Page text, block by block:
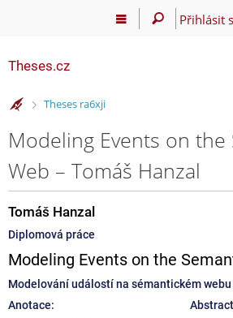
Přihlásit
Theses.cz
>
Theses ra6xji
Modeling Events on the
Web – Tomáš Hanzal
Tomáš Hanzal
Diplomová práce
Modeling Events on the
Modelování událostí na sémantickém webu
Anotace: